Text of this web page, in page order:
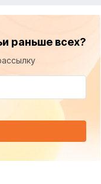
раньше всех?